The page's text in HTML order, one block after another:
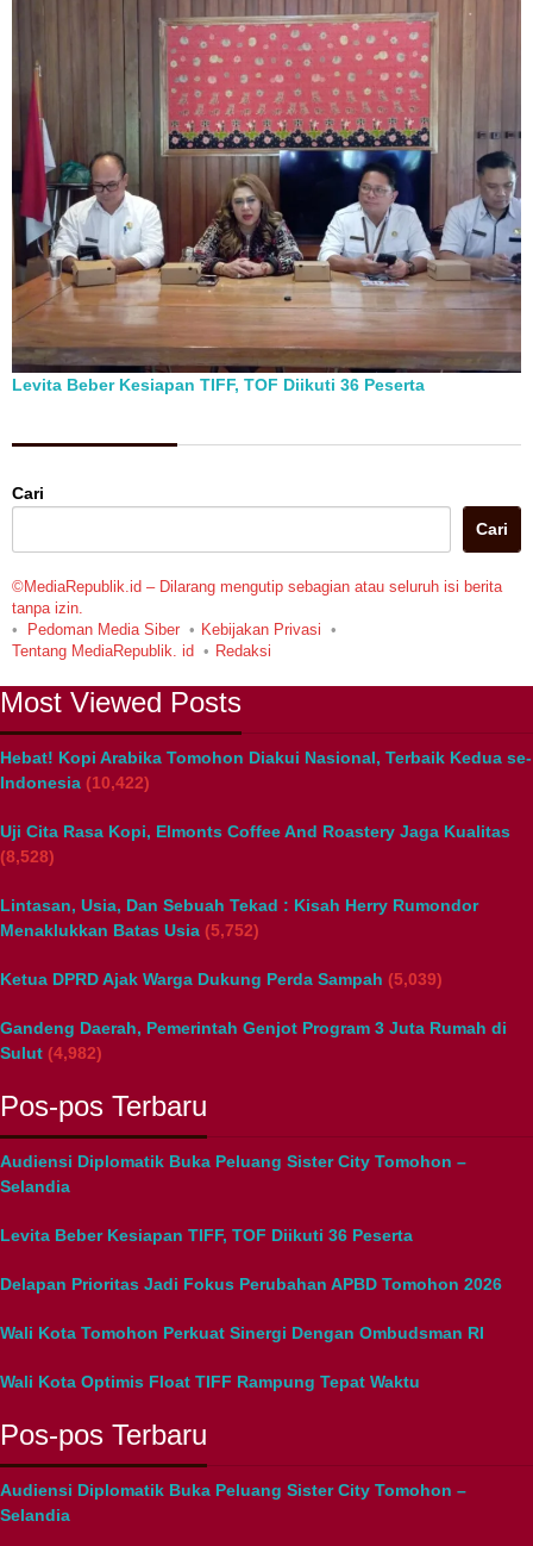
Levita Beber Kesiapan TIFF, TOF Diikuti 36 Peserta
Cari
Cari
©MediaRepublik.id – Dilarang mengutip sebagian atau seluruh isi berita
tanpa izin.
Pedoman Media Siber
Kebijakan Privasi
Tentang MediaRepublik. id
Redaksi
Most Viewed Posts
Hebat! Kopi Arabika Tomohon Diakui Nasional, Terbaik Kedua se-
Indonesia (10,422)
Uji Cita Rasa Kopi, Elmonts Coffee And Roastery Jaga Kualitas
(8,528)
Lintasan, Usia, Dan Sebuah Tekad : Kisah Herry Rumondor
Menaklukkan Batas Usia (5,752)
Ketua DPRD Ajak Warga Dukung Perda Sampah (5,039)
Gandeng Daerah, Pemerintah Genjot Program 3 Juta Rumah di
Sulut (4,982)
Pos-pos Terbaru
Audiensi Diplomatik Buka Peluang Sister City Tomohon –
Selandia
Levita Beber Kesiapan TIFF, TOF Diikuti 36 Peserta
Delapan Prioritas Jadi Fokus Perubahan APBD Tomohon 2026
Wali Kota Tomohon Perkuat Sinergi Dengan Ombudsman RI
Wali Kota Optimis Float TIFF Rampung Tepat Waktu
Pos-pos Terbaru
Audiensi Diplomatik Buka Peluang Sister City Tomohon –
Selandia